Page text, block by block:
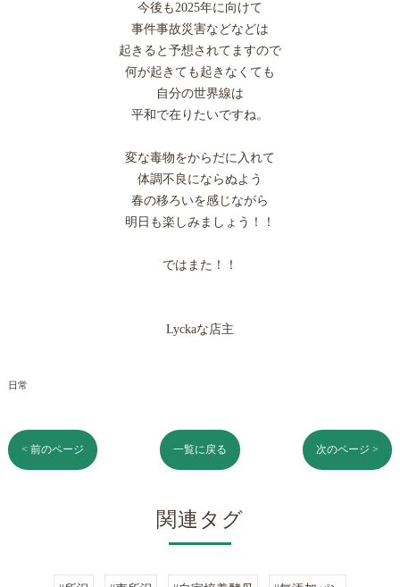
今後も2025年に向けて
事件事故災害などなどは
起きると予想されてますので
何が起きても起きなくても
自分の世界線は
平和で在りたいですね。
変な毒物をからだに入れて
体調不良にならぬよう
春の移ろいを感じながら
明日も楽しみましょう！！
ではまた！！
Lyckaな店主
日常
< 前のページ 一覧に戻る 次のページ >
関連タグ